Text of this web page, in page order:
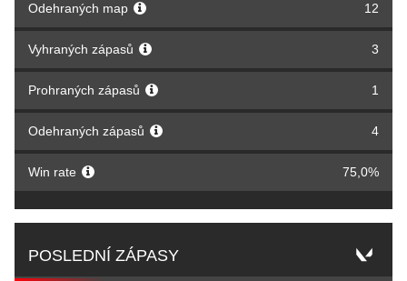
Odehraných map 12
Vyhraných zápasů 3
Prohraných zápasů 1
Odehraných zápasů 4
Win rate 75,0%
POSLEDNÍ ZÁPASY